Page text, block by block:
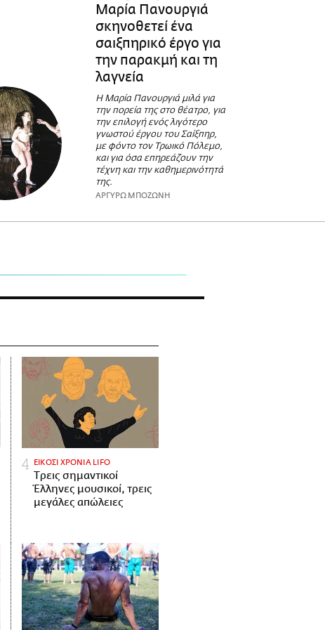
Μαρία Πανουργιά
σκηνοθετεί ένα
σαιξπηρικό έργο για
την παρακμή και τη
λαγνεία
H Μαρία Πανουργιά μιλά για
την πορεία της στο θέατρο, για
την επιλογή ενός λιγότερο
γνωστού έργου του Σαίξπηρ,
με φόντο τον Τρωικό Πόλεμο,
και για όσα επηρεάζουν την
τέχνη και την καθημερινότητά
της.
ΑΡΓΥΡΩ ΜΠΟΖΩΝΗ
ΕΙΚΟΣΙ ΧΡΟΝΙΑ LIFO
Tρεις σημαντικοί
Έλληνες μουσικοί, τρεις
μεγάλες απώλειες